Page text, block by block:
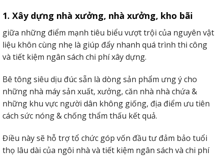
Ứng dụng của một số dự án công trình phổ cập như: vách
ngăn lau chùi, vách ngăn phòng bếp, công sở giỏi bày
diễn trang trí tường ngoại thất,…
1. Xây dựng nhà xưởng, nhà xưởng, kho bãi
giữa những điểm mạnh tiêu biểu vượt trội của nguyên vật
liệu khôn cùng nhẹ là giúp đẩy nhanh quá trình thi công
và tiết kiệm ngân sách chi phí xây dựng.
Bê tông siêu dịu đúc sẵn là dòng sản phẩm ưng ý cho
những nhà máy sản xuất, xưởng, căn nhà nhà chứa &
những khu vực người dân không giống, địa điểm ưu tiên
cách sức nóng & chống thẩm thấu kết quả.
Điều này sẽ hỗ trợ tổ chức góp vốn đầu tư đảm bảo tuổi
thọ lâu dài của ngôi nhà và tiết kiệm ngân sách và chi phí